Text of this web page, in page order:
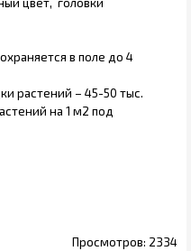
в поле до 4
растений – 45-50 тыс.
на 1 м2 под
2334